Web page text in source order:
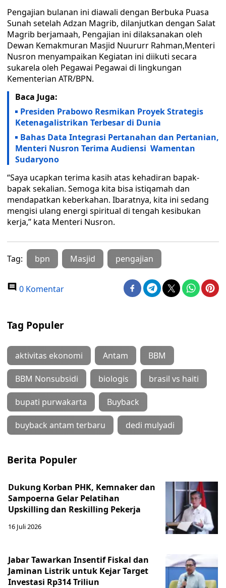
Pengajian bulanan ini diawali dengan Berbuka Puasa
Sunah setelah Adzan Magrib, dilanjutkan dengan Salat
Magrib berjamaah, Pengajian ini dilaksanakan oleh
Dewan Kemakmuran Masjid Nuururr Rahman,Menteri
Nusron menyampaikan Kegiatan ini diikuti secara
sukarela oleh Pegawai Pegawai di lingkungan
Kementerian ATR/BPN.
Baca Juga:
Presiden Prabowo Resmikan Proyek Strategis
Ketenagalistrikan Terbesar di Dunia
Bahas Data Integrasi Pertanahan dan Pertanian,
Menteri Nusron Terima Audiensi Wamentan
Sudaryono
“Saya ucapkan terima kasih atas kehadiran bapak-
bapak sekalian. Semoga kita bisa istiqamah dan
mendapatkan keberkahan. Ibaratnya, kita ini sedang
mengisi ulang energi spiritual di tengah kesibukan
kerja,” kata Menteri Nusron.
Tag: bpn Masjid pengajian
0 Komentar
Tag Populer
aktivitas ekonomi Antam BBM
BBM Nonsubsidi biologis brasil vs haiti
bupati purwakarta Buyback
buyback antam terbaru dedi mulyadi
Berita Populer
Dukung Korban PHK, Kemnaker dan
Sampoerna Gelar Pelatihan
Upskilling dan Reskilling Pekerja
16 Juli 2026
Jabar Tawarkan Insentif Fiskal dan
Jaminan Listrik untuk Kejar Target
Investasi Rp314 Triliun